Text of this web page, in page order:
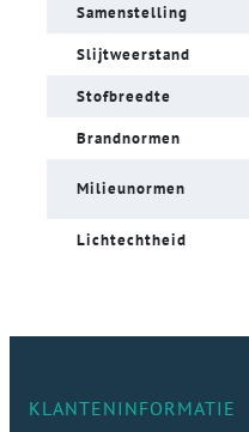
Samenstelling
Slijtweerstand
Stofbreedte
Brandnormen
Milieunormen
Lichtechtheid
KLANTENINFORMATIE